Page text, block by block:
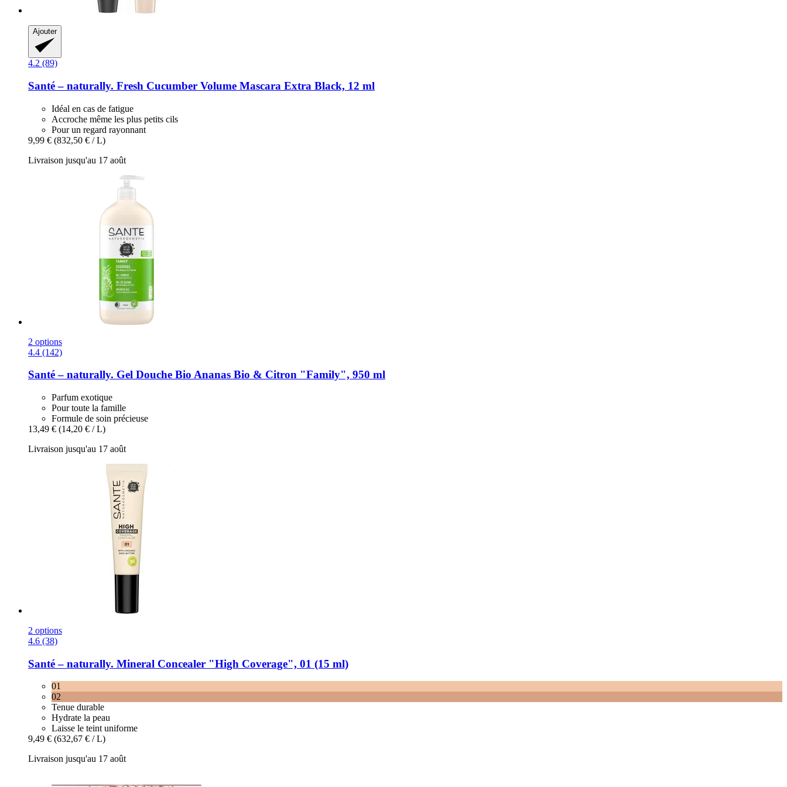
Ajouter
4.2 (89)
Santé – naturally. Fresh Cucumber Volume Mascara Extra Black, 12 ml
Idéal en cas de fatigue
Accroche même les plus petits cils
Pour un regard rayonnant
9,99 € (832,50 € / L)
Livraison jusqu'au 17 août
2 options
4.4 (142)
Santé – naturally. Gel Douche Bio Ananas Bio & Citron "Family", 950 ml
Parfum exotique
Pour toute la famille
Formule de soin précieuse
13,49 € (14,20 € / L)
Livraison jusqu'au 17 août
2 options
4.6 (38)
Santé – naturally. Mineral Concealer "High Coverage", 01 (15 ml)
01
02
Tenue durable
Hydrate la peau
Laisse le teint uniforme
9,49 € (632,67 € / L)
Livraison jusqu'au 17 août